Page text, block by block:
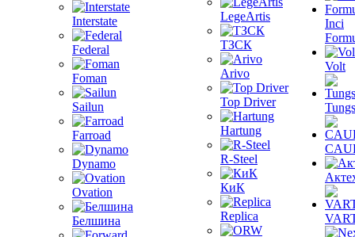
Interstate
Federal
Foman
Sailun
Farroad
Dynamo
Ovation
Белшина
LegeArtis
ТЗСК
Arivo
Top Driver
Hartung
R-Steel
КиК
Replica
Inci
Volt